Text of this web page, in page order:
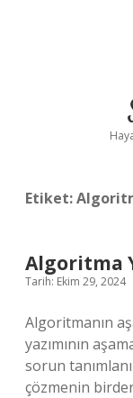
Etiket:
Algoritma
Tarih: Ekim 29, 2024
Algoritmanın
yazımının
sorun
çözmenin